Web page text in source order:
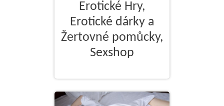
Erotické Hry,
Erotické dárky a
Žertovné pomůcky,
Sexshop